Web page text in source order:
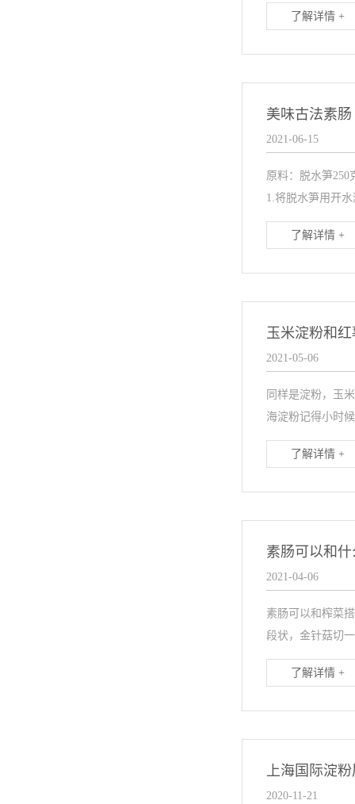
了解详情 +
美味古法素肠
2021-06-15
原料：脱水笋250
1.将脱水笋用开
了解详情 +
玉米淀粉和
2021-05-06
同样是淀粉，玉
海淀粉记得小时
了解详情 +
素肠可以和
2021-04-06
素肠可以和榨菜
段状，金针菇切
了解详情 +
上海国际淀
2020-11-21